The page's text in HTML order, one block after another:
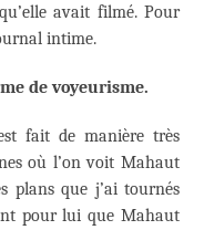
avait filmé. Pour
intime.
de voyeurisme.
fait de manière très
où l’on voit Mahaut
plans que j’ai tournés
pour lui que Mahaut